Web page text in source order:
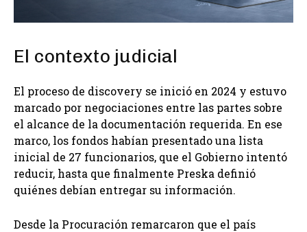
El contexto judicial
El proceso de discovery se inició en 2024 y estuvo
marcado por negociaciones entre las partes sobre
el alcance de la documentación requerida. En ese
marco, los fondos habían presentado una lista
inicial de 27 funcionarios, que el Gobierno intentó
reducir, hasta que finalmente Preska definió
quiénes debían entregar su información.
Desde la Procuración remarcaron que el país